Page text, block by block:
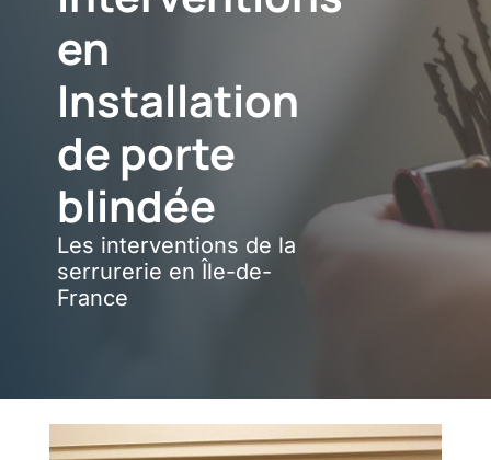
en
Installation
de porte
blindée
Les interventions de la
serrurerie en Île-de-
France